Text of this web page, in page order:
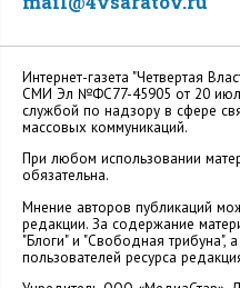
Интернет-газета "Четвертая
СМИ Эл №ФС77-45905 от 20
службой по надзору в сфере
массовых коммуникаций.
При любом использовании
обязательна.
Мнение авторов публикаций
редакции. За содержание
"Блоги" и "Свободная трибуна",
пользователей ресурса